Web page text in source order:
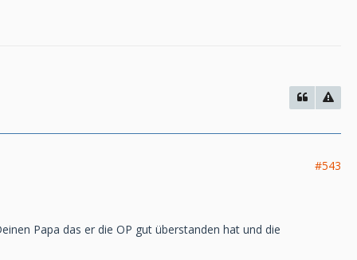
#543
Papa das er die OP gut überstanden hat und die